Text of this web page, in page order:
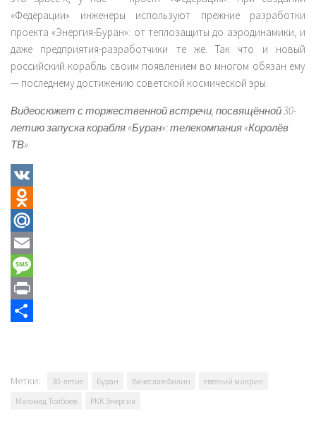
«Федерации» инженеры используют прежние разработки
проекта «Энергия-Буран»: от теплозащиты до аэродинамики, и
даже предприятия-разработчики те же. Так что и новый
российский корабль своим появлением во многом обязан ему
— последнему достижению советской космической эры.
Видеосюжет с торжественной встречи, посвящённой 30-
летию запуска корабля «Буран»: телекомпания «Королёв
ТВ»
VK
Odnoklassniki
Mail.Ru
Email
Message
Print
Метки: 30-летие Буран Вячеслав Филин
евгений микрин
Магомед Толбоев
РКК Энергия